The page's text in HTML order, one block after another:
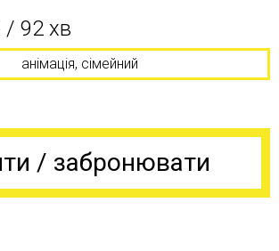
92 хв
анімація, сімейний
/ забронювати